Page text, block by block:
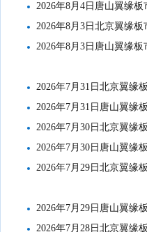
2026年8月4日唐山翼缘板
2026年8月3日北京翼缘板
2026年8月3日唐山翼缘板
2026年7月31日北京翼缘
2026年7月31日唐山翼缘
2026年7月30日北京翼缘
2026年7月30日唐山翼缘
2026年7月29日北京翼缘
2026年7月29日唐山翼缘
2026年7月28日北京翼缘